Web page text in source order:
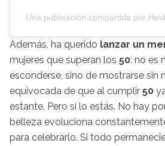
Una publicación compartida por
Además, ha querido lanzar un
mujeres que superan los 50: no es
esconderse, sino de mostrarse sin
equivocada de que al cumplir 50
estante. Pero sí lo estás. No hay
belleza evoluciona
para celebrarlo. Si todo